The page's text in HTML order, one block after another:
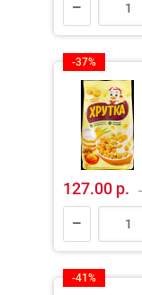
-37%
127.00 р.
-41%